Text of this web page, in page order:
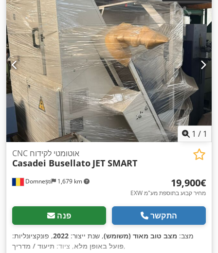
1 / 1
Domnești 1,679 km
CNC אוטומטי לקידוח
Casadei Busellato JET SMART
‏19,900 ‏€
EXW מחיר קבוע בתוספת מע"מ
פנה התקשר
מצב: מצב טוב מאוד (משומש), שנת ייצור: 2022, פונקציונליות:
פועל באופן מלא, ציוד: תיעוד / מדריך ,